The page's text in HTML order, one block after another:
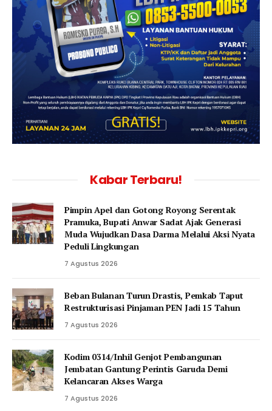
Kabar Terbaru!
Pimpin Apel dan Gotong Royong Serentak
Pramuka, Bupati Anwar Sadat Ajak Generasi
Muda Wujudkan Dasa Darma Melalui Aksi Nyata
Peduli Lingkungan
7 Agustus 2026
Beban Bulanan Turun Drastis, Pemkab Taput
Restrukturisasi Pinjaman PEN Jadi 15 Tahun‎
7 Agustus 2026
Kodim 0314/Inhil Genjot Pembangunan
Jembatan Gantung Perintis Garuda Demi
Kelancaran Akses Warga
7 Agustus 2026